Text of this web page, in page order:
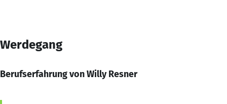
Werdegang
Berufserfahrung von Willy Resner